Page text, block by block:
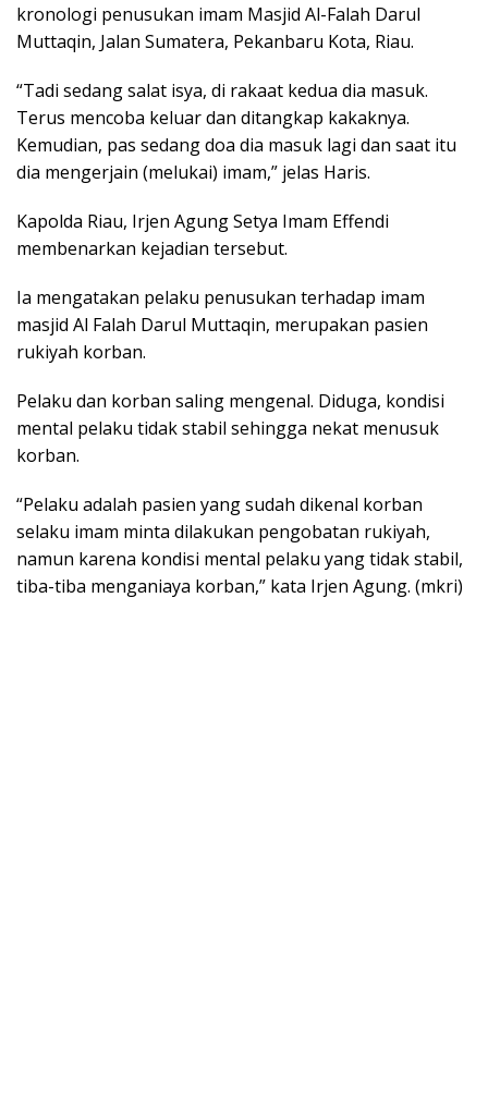
kronologi penusukan imam Masjid Al-Falah Darul
Muttaqin, Jalan Sumatera, Pekanbaru Kota, Riau.
“Tadi sedang salat isya, di rakaat kedua dia masuk.
Terus mencoba keluar dan ditangkap kakaknya.
Kemudian, pas sedang doa dia masuk lagi dan saat itu
dia mengerjain (melukai) imam,” jelas Haris.
Kapolda Riau, Irjen Agung Setya Imam Effendi
membenarkan kejadian tersebut.
Ia mengatakan pelaku penusukan terhadap imam
masjid Al Falah Darul Muttaqin, merupakan pasien
rukiyah korban.
Pelaku dan korban saling mengenal. Diduga, kondisi
mental pelaku tidak stabil sehingga nekat menusuk
korban.
“Pelaku adalah pasien yang sudah dikenal korban
selaku imam minta dilakukan pengobatan rukiyah,
namun karena kondisi mental pelaku yang tidak stabil,
tiba-tiba menganiaya korban,” kata Irjen Agung. (mkri)